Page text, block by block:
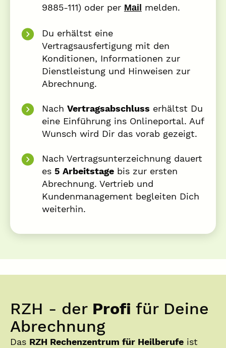
9885-111) oder per Mail melden.
Du erhältst eine
Vertragsausfertigung mit den
Konditionen, Informationen zur
Dienstleistung und Hinweisen zur
Abrechnung.
Nach Vertragsabschluss erhältst Du
eine Einführung ins Onlineportal. Auf
Wunsch wird Dir das vorab gezeigt.
Nach Vertragsunterzeichnung dauert
es 5 Arbeitstagebis zur ersten
Abrechnung. Vertrieb und
Kundenmanagement begleiten Dich
weiterhin.
RZH - der Profi für Deine
Abrechnung
Das RZH Rechenzentrum für Heilberufe ist